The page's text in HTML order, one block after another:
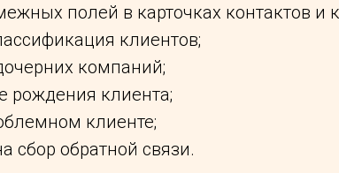
полей в карточках контактов и
клиентов;
компаний;
рождения клиента;
клиенте;
сбор обратной связи.